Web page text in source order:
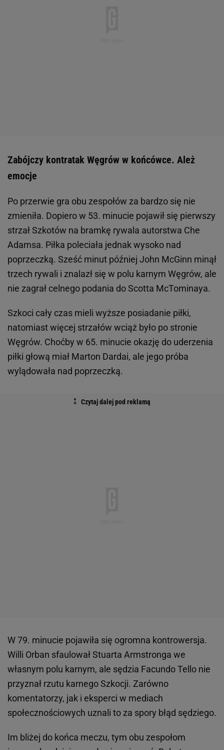
Zabójczy kontratak Węgrów w końcówce. Ależ
emocje
Po przerwie gra obu zespołów za bardzo się nie
zmieniła. Dopiero w 53. minucie pojawił się pierwszy
strzał Szkotów na bramkę rywala autorstwa Che
Adamsa. Piłka poleciała jednak wysoko nad
poprzeczką. Sześć minut później John McGinn minął
trzech rywali i znalazł się w polu karnym Węgrów, ale
nie zagrał celnego podania do Scotta McTominaya.
Szkoci cały czas mieli wyższe posiadanie piłki,
natomiast więcej strzałów wciąż było po stronie
Węgrów. Choćby w 65. minucie okazję do uderzenia
piłki głową miał Marton Dardai, ale jego próba
wylądowała nad poprzeczką.
W 79. minucie pojawiła się ogromna kontrowersja.
Willi Orban sfaulował Stuarta Armstronga we
własnym polu karnym, ale sędzia Facundo Tello nie
przyznał rzutu karnego Szkocji. Zarówno
komentatorzy, jak i eksperci w mediach
społecznościowych uznali to za spory błąd sędziego.
Im bliżej do końca meczu, tym obu zespołom